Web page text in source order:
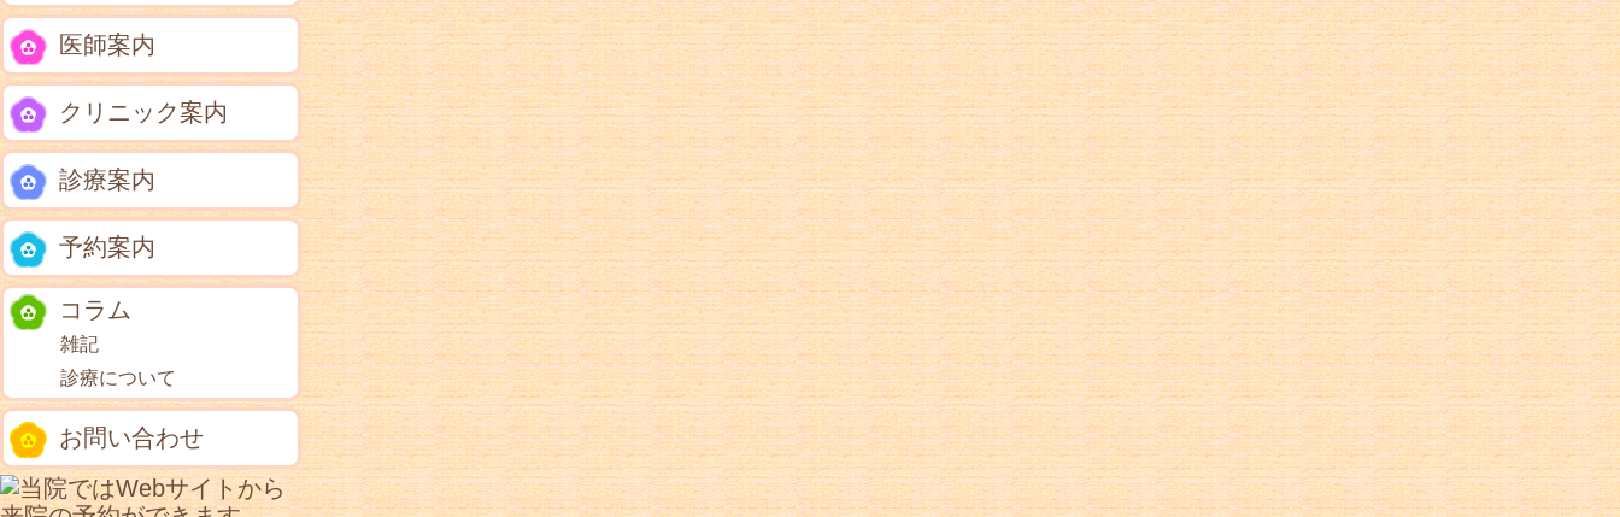
医師案内
クリニック案内
診療案内
予約案内
コラム
雑記
診療について
お問い合わせ